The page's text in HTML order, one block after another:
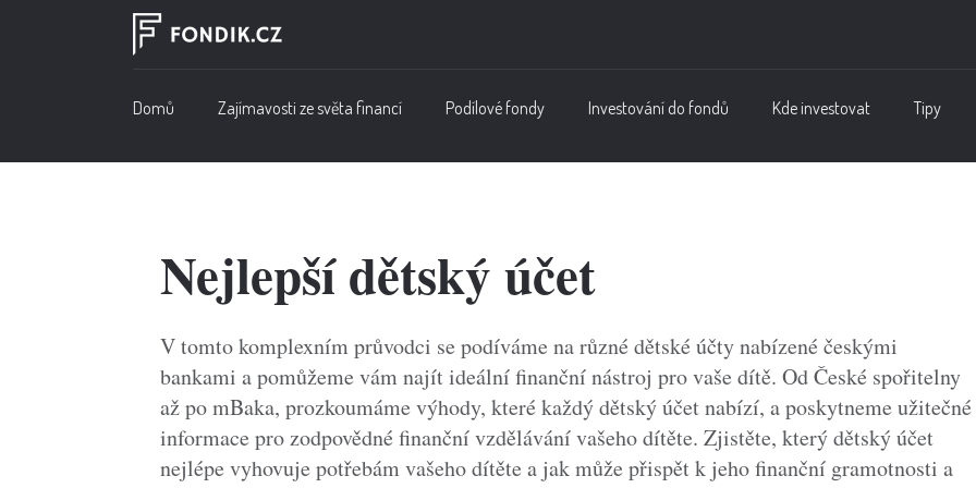
Domů Zajímavosti ze světa financí Podílové fondy Investování do fondů Kde investovat Tipy
Nejlepší dětský účet
V tomto komplexním průvodci se podíváme na různé dětské účty nabízené českými
bankami a pomůžeme vám najít ideální finanční nástroj pro vaše dítě. Od České spořitelny
až po mBaka, prozkoumáme výhody, které každý dětský účet nabízí, a poskytneme užitečné
informace pro zodpovědné finanční vzdělávání vašeho dítěte. Zjistěte, který dětský účet
nejlépe vyhovuje potřebám vašeho dítěte a jak může přispět k jeho finanční gramotnosti a